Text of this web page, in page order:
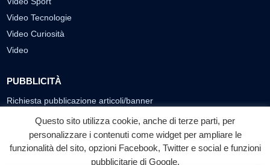
Video Tecnologie
Video Curiosità
Video
PUBBLICITÀ
Richiesta pubblicazione articoli/banner
SEGUICI SUI SOCIAL
f ◎ ▶
Questo sito utilizza cookie, anche di terze parti, per
personalizzare i contenuti come widget per ampliare le
funzionalità del sito, opzioni Facebook, Twitter e social e funzioni
pubblicitarie di Google.